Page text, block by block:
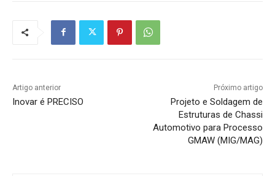
Artigo anterior
Inovar é PRECISO
Próximo artigo
Projeto e Soldagem de
Estruturas de Chassi
Automotivo para Processo
GMAW (MIG/MAG)